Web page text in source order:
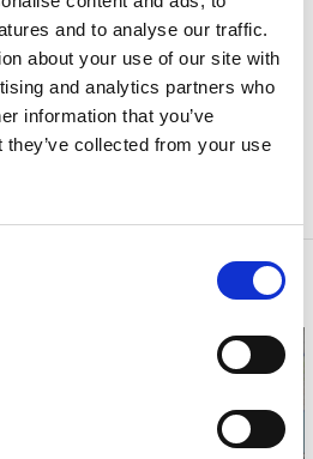
and to analyse our traffic.
about your use of our site with
and analytics partners who
information that you’ve
collected from your use
bokning, ring Ronald: 070